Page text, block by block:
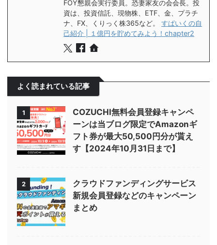
FOY懇親会実行委員。恐妻家友の会会長。投
資は、投資信託、現物株、ETF、金、プラチ
ナ、FX、くりっく株365など。 すぱいくの自
己紹介 | １億円を貯めてみよう！chapter2
よく読まれている記事
1
COZUCHI無料会員登録キャンペ
ーンは当ブログ限定でAmazonギ
フト券が最大50,500円分が貰え
す【2024年10月31日まで】
2
クラウドファンディングサービス
新規会員登録などのキャンペーン
まとめ